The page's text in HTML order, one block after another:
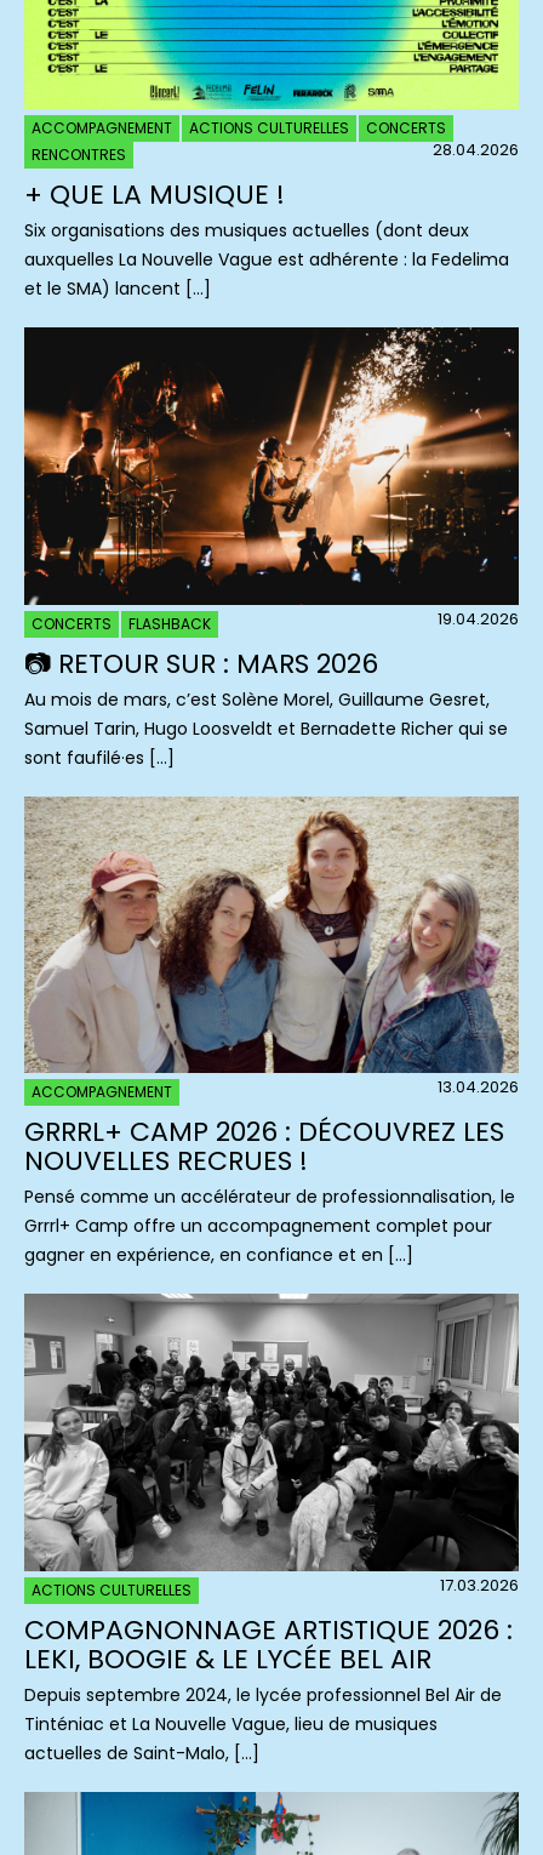
ACCOMPAGNEMENT ACTIONS CULTURELLES
CONCERTS
RENCONTRES
28.04.2026
+ QUE LA MUSIQUE !
Six organisations des musiques actuelles (dont deux
auxquelles La Nouvelle Vague est adhérente : la Fedelima
et le SMA) lancent […]
CONCERTS FLASHBACK 19.04.2026
📷 RETOUR SUR : MARS 2026
Au mois de mars, c’est Solène Morel, Guillaume Gesret,
Samuel Tarin, Hugo Loosveldt et Bernadette Richer qui se
sont faufilé·es […]
ACCOMPAGNEMENT 13.04.2026
GRRRL+ CAMP 2026 : DÉCOUVREZ LES
NOUVELLES RECRUES !
Pensé comme un accélérateur de professionnalisation, le
Grrrl+ Camp offre un accompagnement complet pour
gagner en expérience, en confiance et en […]
ACTIONS CULTURELLES 17.03.2026
COMPAGNONNAGE ARTISTIQUE 2026 :
LEKI, BOOGIE & LE LYCÉE BEL AIR
Depuis septembre 2024, le lycée professionnel Bel Air de
Tinténiac et La Nouvelle Vague, lieu de musiques
actuelles de Saint-Malo, […]